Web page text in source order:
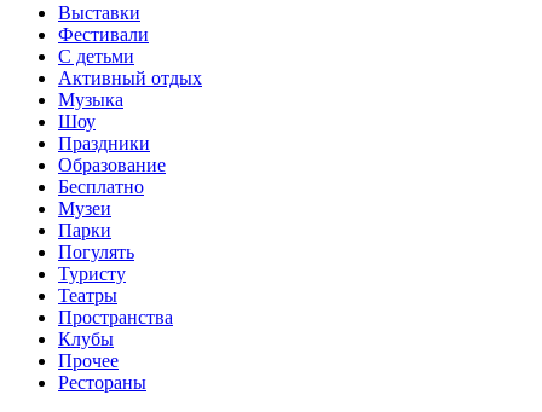
Выставки
Фестивали
С детьми
Активный отдых
Музыка
Шоу
Праздники
Образование
Бесплатно
Музеи
Парки
Погулять
Туристу
Театры
Пространства
Клубы
Прочее
Рестораны